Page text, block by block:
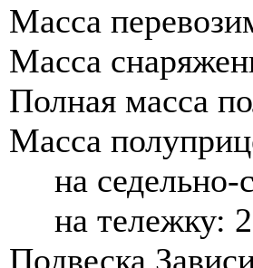
Масса
Масса
Полная масса
Масса
на седельно-
на тележку:
Подвеска